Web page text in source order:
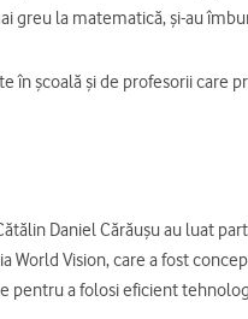
greu la matematică, și-au
școală și de profesorii care
Daniel Cărăușu au luat
World Vision, care a fost
pentru a folosi eficient